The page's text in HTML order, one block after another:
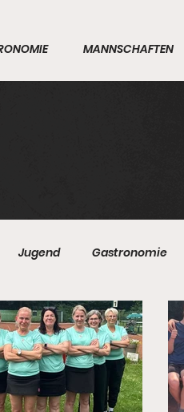
MANNSCHAFTEN
Jugend Gastronomie